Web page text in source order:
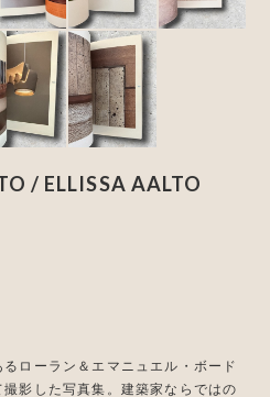
/ ELLISSA AALTO
ローラン＆エマニュエル・ボード
影した写真集。建築家ならではの